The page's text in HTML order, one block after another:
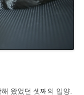
왔었던 셋째의 입양.